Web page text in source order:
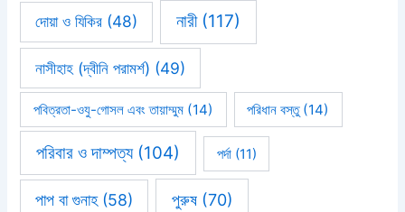
দোয়া ও যিকির (48) নারী(117)
নাসীহাহ (দ্বীনি পরামর্শ) (49)
পবিত্রতা-ওযু-গোসল এবং তায়াম্মুম (14) পরিধান বস্তু(14)
পরিবার ও দাম্পত্য(104) পর্দা(11)
পাপ বা গুনাহ(58) পুরুষ(70)